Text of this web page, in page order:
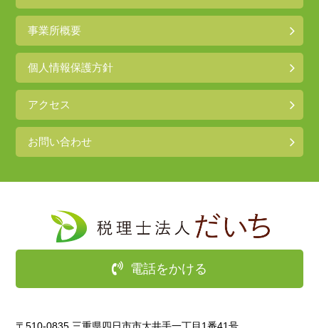
事業所概要
個人情報保護方針
アクセス
お問い合わせ
電話をかける